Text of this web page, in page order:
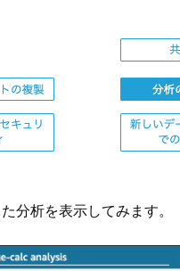
分析を表示してみます。